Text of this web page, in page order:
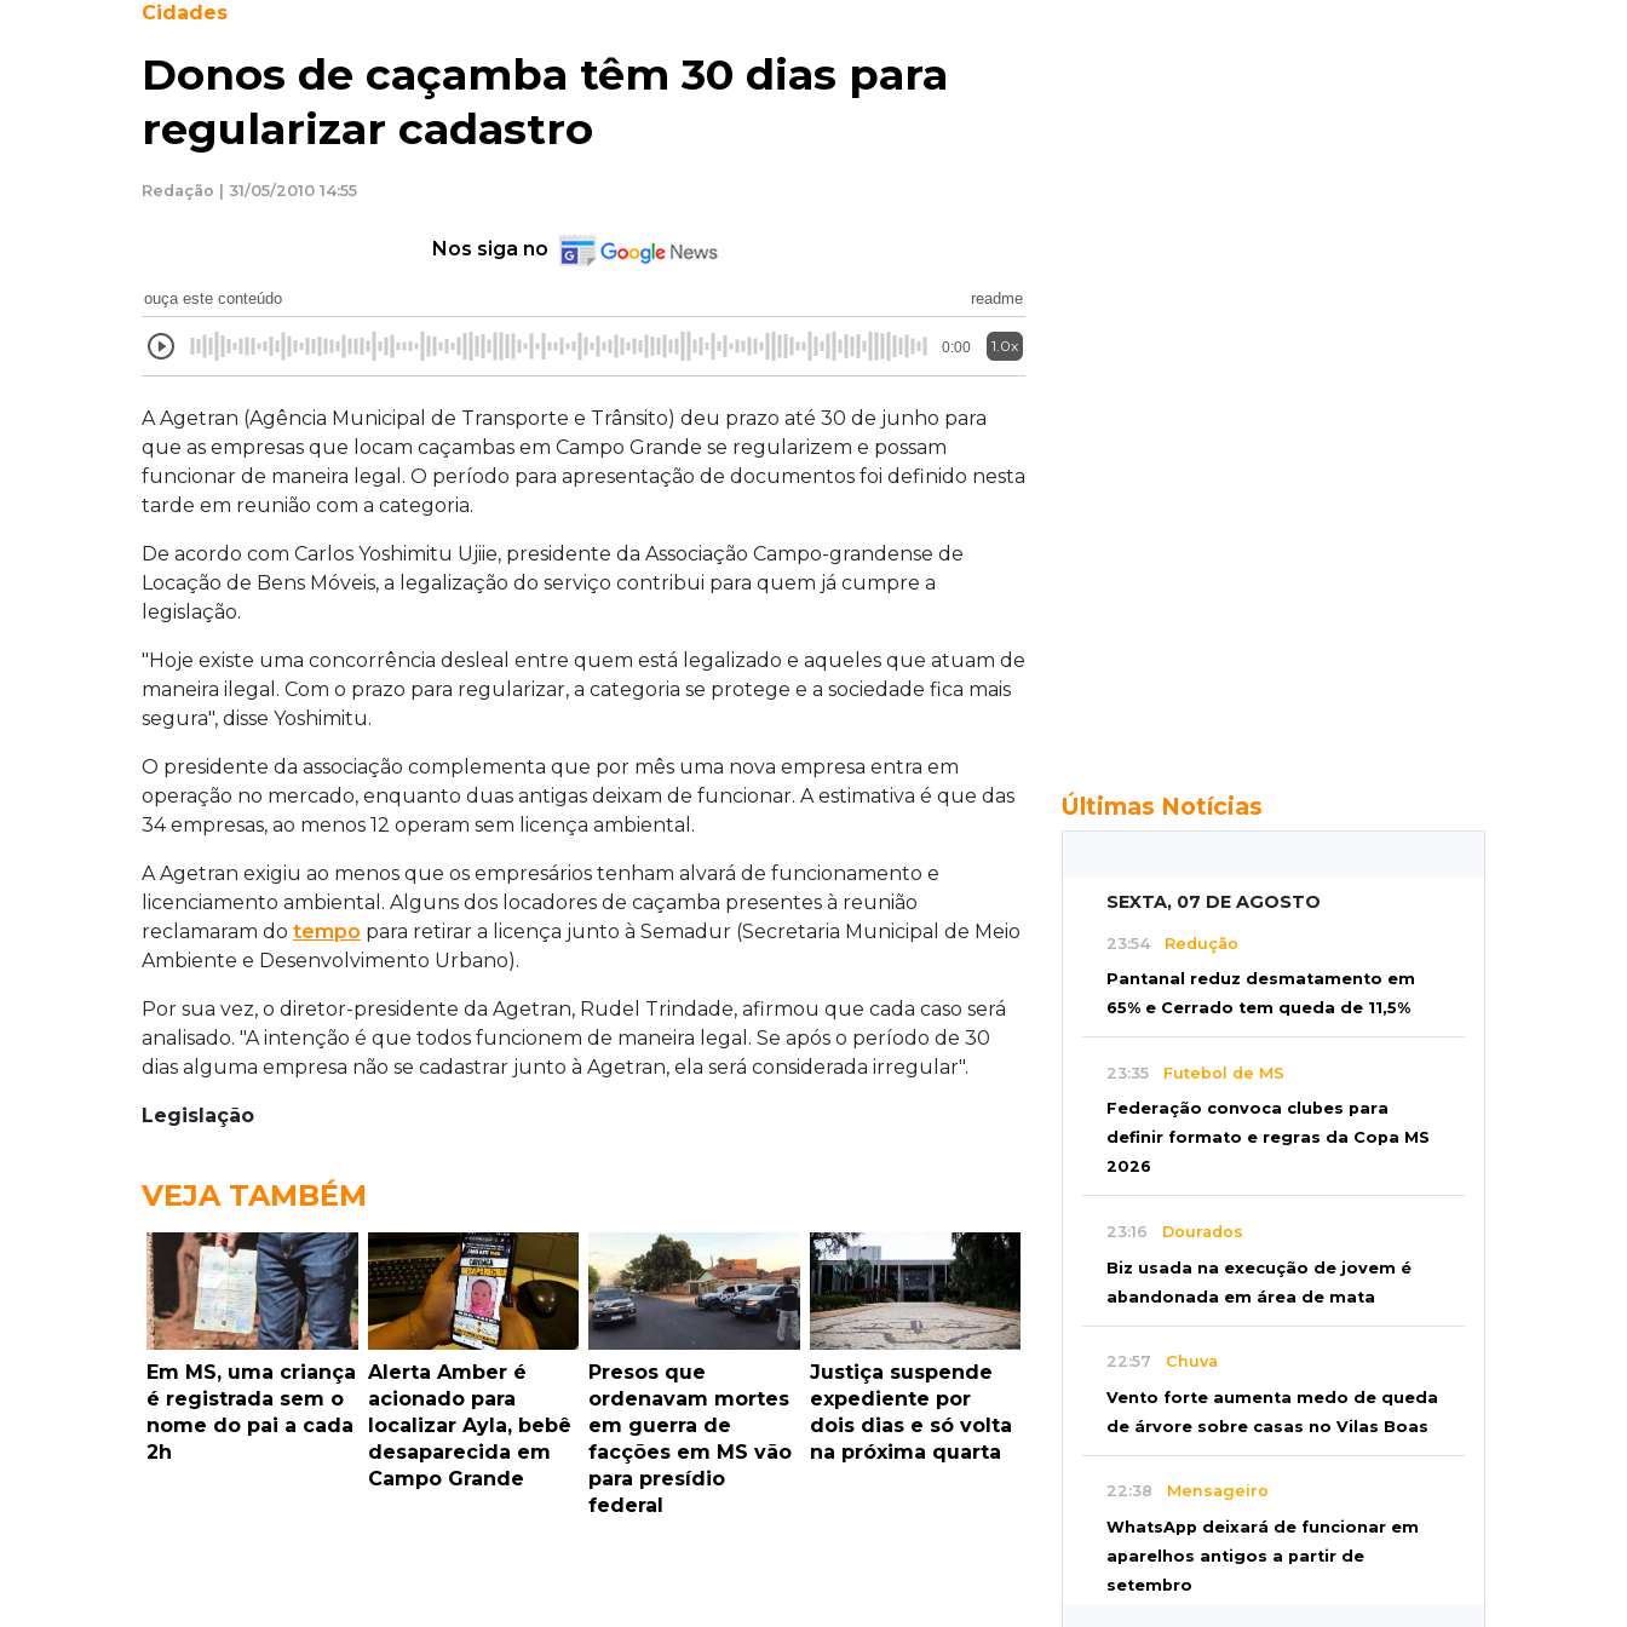
Cidades
Donos de caçamba têm 30 dias para
regularizar cadastro
Redação | 31/05/2010 14:55
Nos siga no
ouça este conteúdo readme
0:00 1.0x
A Agetran (Agência Municipal de Transporte e Trânsito) deu prazo até 30 de junho para
que as empresas que locam caçambas em Campo Grande se regularizem e possam
funcionar de maneira legal. O período para apresentação de documentos foi definido nesta
tarde em reunião com a categoria.
De acordo com Carlos Yoshimitu Ujiie, presidente da Associação Campo-grandense de
Locação de Bens Móveis, a legalização do serviço contribui para quem já cumpre a
legislação.
"Hoje existe uma concorrência desleal entre quem está legalizado e aqueles que atuam de
maneira ilegal. Com o prazo para regularizar, a categoria se protege e a sociedade fica mais
segura", disse Yoshimitu.
O presidente da associação complementa que por mês uma nova empresa entra em
operação no mercado, enquanto duas antigas deixam de funcionar. A estimativa é que das
34 empresas, ao menos 12 operam sem licença ambiental.
A Agetran exigiu ao menos que os empresários tenham alvará de funcionamento e
licenciamento ambiental. Alguns dos locadores de caçamba presentes à reunião
reclamaram do tempo para retirar a licença junto à Semadur (Secretaria Municipal de Meio
Ambiente e Desenvolvimento Urbano).
Por sua vez, o diretor-presidente da Agetran, Rudel Trindade, afirmou que cada caso será
analisado. "A intenção é que todos funcionem de maneira legal. Se após o período de 30
dias alguma empresa não se cadastrar junto à Agetran, ela será considerada irregular".
Legislação
VEJA TAMBÉM
Em MS, uma criança
é registrada sem o
nome do pai a cada
2h
Alerta Amber é
acionado para
localizar Ayla, bebê
desaparecida em
Campo Grande
Presos que
ordenavam mortes
em guerra de
facções em MS vão
para presídio
federal
Justiça suspende
expediente por
dois dias e só volta
na próxima quarta
Últimas Notícias
SEXTA, 07 DE AGOSTO
23:54 Redução
Pantanal reduz desmatamento em
65% e Cerrado tem queda de 11,5%
23:35 Futebol de MS
Federação convoca clubes para
definir formato e regras da Copa MS
2026
23:16 Dourados
Biz usada na execução de jovem é
abandonada em área de mata
22:57 Chuva
Vento forte aumenta medo de queda
de árvore sobre casas no Vilas Boas
22:38 Mensageiro
WhatsApp deixará de funcionar em
aparelhos antigos a partir de
setembro